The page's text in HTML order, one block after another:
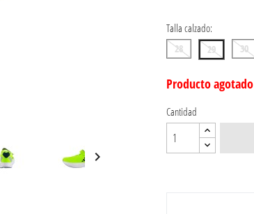

Talla calzado:
28 29 30
Producto agotado
Cantidad